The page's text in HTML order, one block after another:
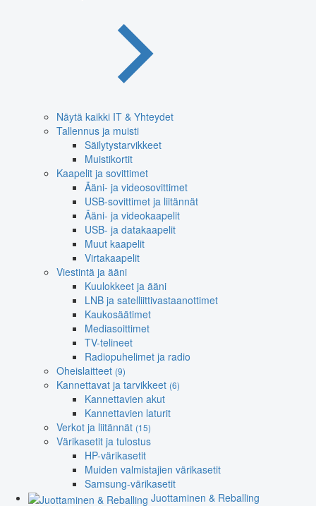
Näytä kaikki IT & Yhteydet
Tallennus ja muisti
Säilytystarvikkeet
Muistikortit
Kaapelit ja sovittimet
Ääni- ja videosovittimet
USB-sovittimet ja liitännät
Ääni- ja videokaapelit
USB- ja datakaapelit
Muut kaapelit
Virtakaapelit
Viestintä ja ääni
Kuulokkeet ja ääni
LNB ja satelliittivastaanottimet
Kaukosäätimet
Mediasoittimet
TV-telineet
Radiopuhelimet ja radio
Oheislaitteet (9)
Kannettavat ja tarvikkeet (6)
Kannettavien akut
Kannettavien laturit
Verkot ja liitännät (15)
Värikasetit ja tulostus
HP-värikasetit
Muiden valmistajien värikasetit
Samsung-värikasetit
Juottaminen & Reballing